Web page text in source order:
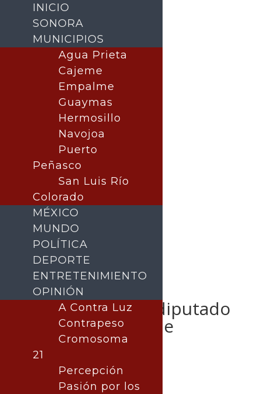
Rinde protesta diputado
ante Congreso de
Sonora
INICIO
SONORA
MUNICIPIOS
Agua Prieta
Cajeme
Empalme
Guaymas
Hermosillo
Navojoa
Puerto
Peñasco
San Luis Río
Colorado
MÉXICO
MUNDO
POLÍTICA
DEPORTE
ENTRETENIMIENTO
OPINIÓN
A Contra Luz
Contrapeso
Cromosoma
21
Percepción
Pasión por los